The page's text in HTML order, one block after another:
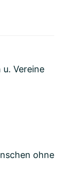
Vereine
ohne